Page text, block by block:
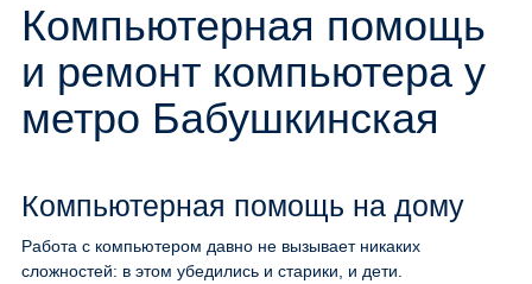
Компьютерная помощь
и ремонт компьютера у
метро Бабушкинская
Компьютерная помощь на дому
Работа с компьютером давно не вызывает никаких
сложностей: в этом убедились и старики, и дети.